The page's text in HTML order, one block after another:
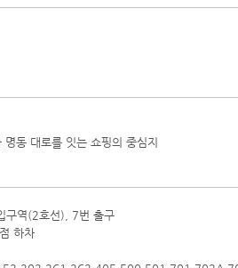
명동 대로를 잇는 쇼핑의 중심지
구역(2호선), 7번 출구
하차